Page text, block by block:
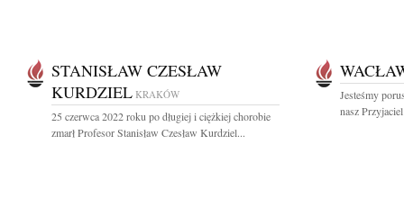
STANISŁAW CZESŁAW
KURDZIEL KRAKÓW
25 czerwca 2022 roku po długiej i ciężkiej chorobie
zmarł Profesor Stanisław Czesław Kurdziel...
Jesteśmy
nasz